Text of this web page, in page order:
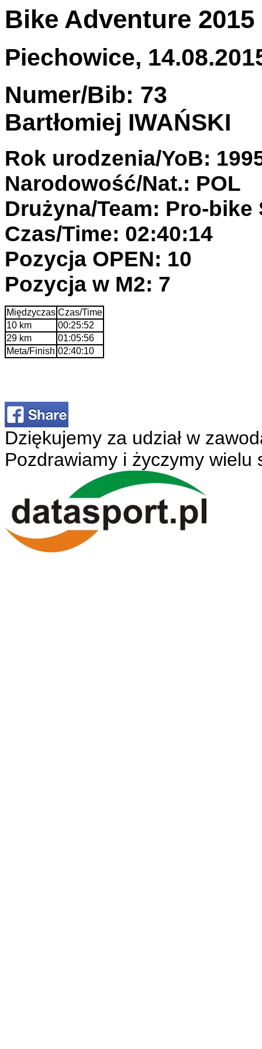
Bike Adventure 2015
Piechowice,
Numer/Bib: 73
Bartłomiej IWAŃSKI
Rok urodzenia/YoB:
Narodowość/Nat.: POL
Drużyna/Team: Pro-bike
Czas/Time: 02:40:14
Pozycja OPEN: 10
Pozycja w M2: 7
Międzyczas Czas/Time
10 km
00:25:52
29 km
01:05:56
Meta/Finish 02:40:10
Dziękujemy za udział w
Pozdrawiamy i życzymy wielu